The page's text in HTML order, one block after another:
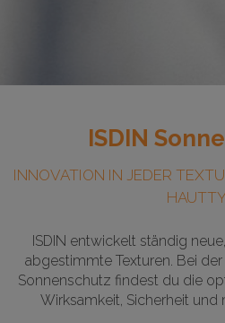
ISDIN
INNOVATION IN JEDER
ISDIN entwickelt ständig
abgestimmte Texturen. Bei
Sonnenschutz findest du die
Wirksamkeit, Sicherheit und